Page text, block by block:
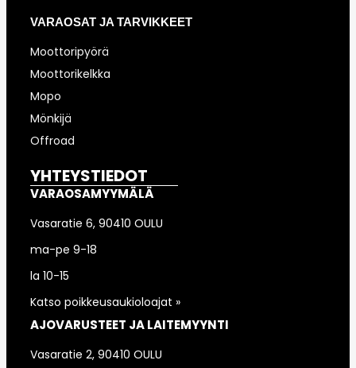
VARAOSAT JA TARVIKKEET
Moottoripyörä
Moottorikelkka
Mopo
Mönkijä
Offroad
YHTEYSTIEDOT
VARAOSAMYYMÄLÄ
Vasaratie 6, 90410 OULU
ma-pe 9-18
la 10-15
Katso poikkeusaukioloajat »
AJOVARUSTEET JA LAITEMYYNTI
Vasaratie 2, 90410 OULU